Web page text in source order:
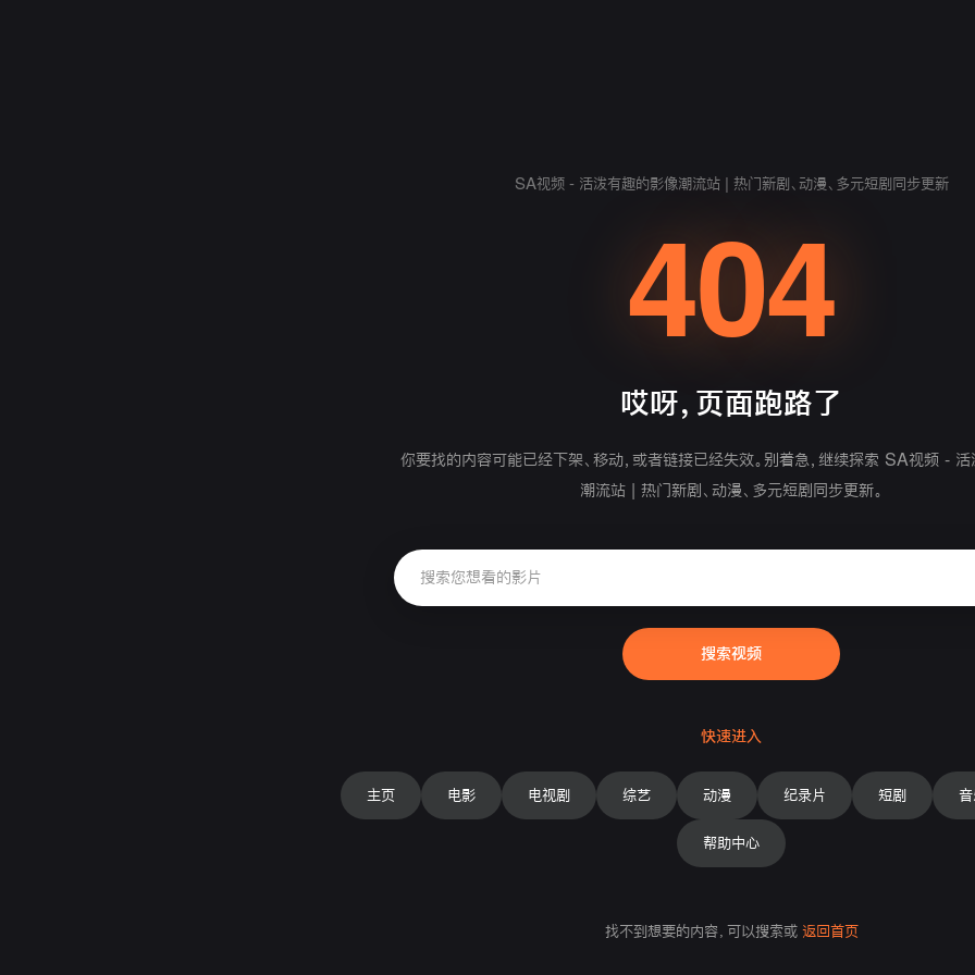
SA视频 - 活泼有趣的影像潮流站 | 热门新剧、动漫、多元短剧同步更新
404
哎呀，页面跑路了
你要找的内容可能已经下架、移动，或者链接已经失效。别着急，继续探索 SA视频 -
潮流站 | 热门新剧、动漫、多元短剧同步更新。
搜索视频
快速进入
主页 电影 电视剧 综艺 动漫 纪录片 短剧 音
帮助中心
找不到想要的内容，可以搜索或 返回首页